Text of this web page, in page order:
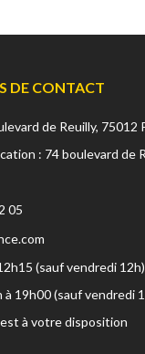
DE CONTACT
de Reuilly, 75012
: 74 boulevard de
05
(sauf vendredi 12h)
à 19h00 (sauf vendredi
à votre disposition